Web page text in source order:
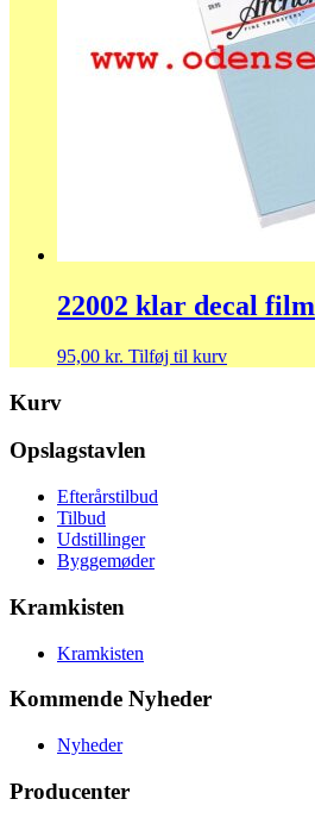
22002 klar decal film
95,00 kr. Tilføj til kurv
Kurv
Opslagstavlen
Efterårstilbud
Tilbud
Udstillinger
Byggemøder
Kramkisten
Kramkisten
Kommende Nyheder
Nyheder
Producenter